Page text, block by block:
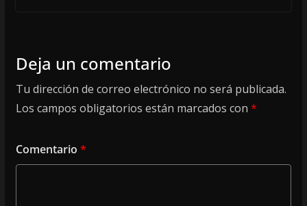
Deja un comentario
Tu dirección de correo electrónico no será publicada.
Los campos obligatorios están marcados con *
Comentario *